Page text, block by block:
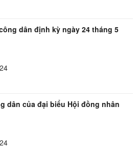
dân định kỳ ngày 24 tháng 5
dân của đại biểu Hội đồng nhân